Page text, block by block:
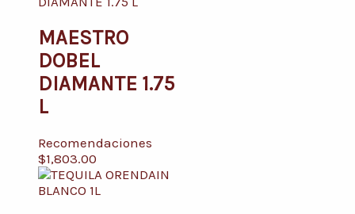
MAESTRO
DOBEL
DIAMANTE 1.75
L
Recomendaciones
$1,803.00